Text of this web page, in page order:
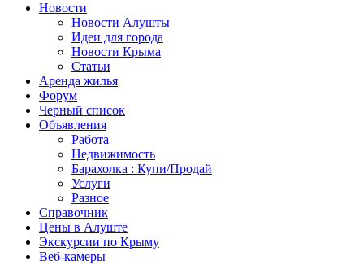
Новости
Новости Алушты
Идеи для города
Новости Крыма
Статьи
Аренда жилья
Форум
Черный список
Объявления
Работа
Недвижимость
Барахолка : Купи/Продай
Услуги
Разное
Справочник
Цены в Алуште
Экскурсии по Крыму
Веб-камеры